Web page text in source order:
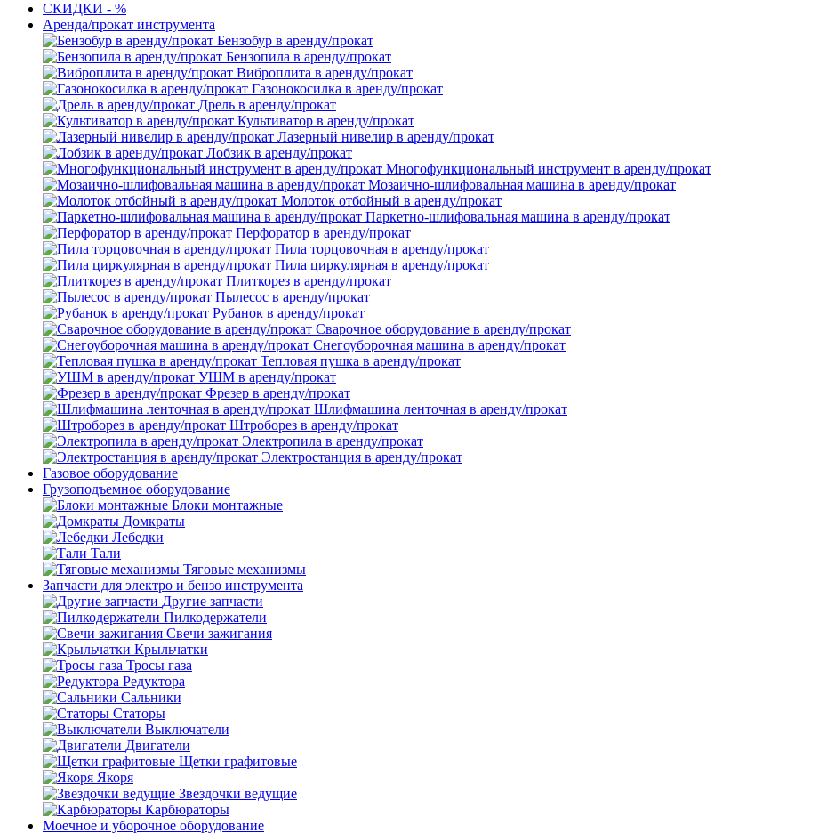
СКИДКИ - %
Аренда/прокат инструмента
Бензобур в аренду/прокат
Бензопила в аренду/прокат
Виброплита в аренду/прокат
Газонокосилка в аренду/прокат
Дрель в аренду/прокат
Культиватор в аренду/прокат
Лазерный нивелир в аренду/прокат
Лобзик в аренду/прокат
Многофункциональный инструмент в аренду/прокат
Мозаично-шлифовальная машина в аренду/прокат
Молоток отбойный в аренду/прокат
Паркетно-шлифовальная машина в аренду/прокат
Перфоратор в аренду/прокат
Пила торцовочная в аренду/прокат
Пила циркулярная в аренду/прокат
Плиткорез в аренду/прокат
Пылесос в аренду/прокат
Рубанок в аренду/прокат
Сварочное оборудование в аренду/прокат
Снегоуборочная машина в аренду/прокат
Тепловая пушка в аренду/прокат
УШМ в аренду/прокат
Фрезер в аренду/прокат
Шлифмашина ленточная в аренду/прокат
Штроборез в аренду/прокат
Электропила в аренду/прокат
Электростанция в аренду/прокат
Газовое оборудование
Грузоподъемное оборудование
Блоки монтажные
Домкраты
Лебедки
Тали
Тяговые механизмы
Запчасти для электро и бензо инструмента
Другие запчасти
Пилкодержатели
Свечи зажигания
Крыльчатки
Тросы газа
Редуктора
Сальники
Статоры
Выключатели
Двигатели
Щетки графитовые
Якоря
Звездочки ведущие
Карбюраторы
Моечное и уборочное оборудование